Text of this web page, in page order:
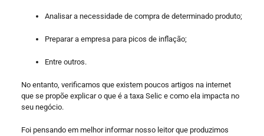
Analisar a necessidade de compra de determinado produto;
Preparar a empresa para picos de inflação;
Entre outros.
No entanto, verificamos que existem poucos artigos na internet
que se propõe explicar o que é a taxa Selic e como ela impacta no
seu negócio.
Foi pensando em melhor informar nosso leitor que produzimos